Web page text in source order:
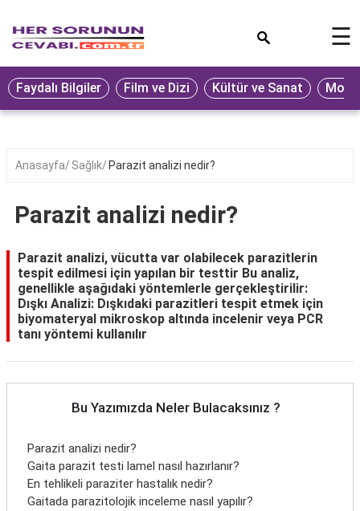
Eğitim
Ekonomi
Seyahat
Oyun
Yaşam
Hukuk
Blog
☰
Faydalı Bilgiler Film ve Dizi Kültür ve Sanat
Anasayfa Sağlık Parazit analizi nedir?
Parazit analizi nedir?
Parazit analizi, vücutta var olabilecek parazitlerin
tespit edilmesi için yapılan bir testtir Bu analiz,
genellikle aşağıdaki yöntemlerle gerçekleştirilir:
Dışkı Analizi: Dışkıdaki parazitleri tespit etmek için
biyomateryal mikroskop altında incelenir veya PCR
tanı yöntemi kullanılır
Bu Yazımızda Neler Bulacaksınız ?
Parazit analizi nedir?
Gaita parazit testi lamel nasıl hazırlanır?
En tehlikeli paraziter hastalık nedir?
Gaitada parazitolojik inceleme nasıl yapılır?